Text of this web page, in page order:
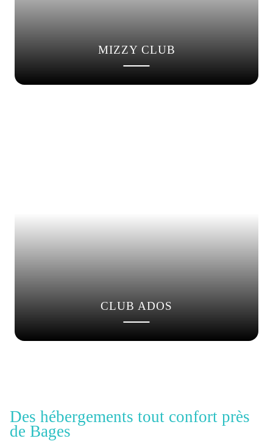
MIZZY CLUB
CLUB ADOS
Des hébergements tout confort près
de Bages